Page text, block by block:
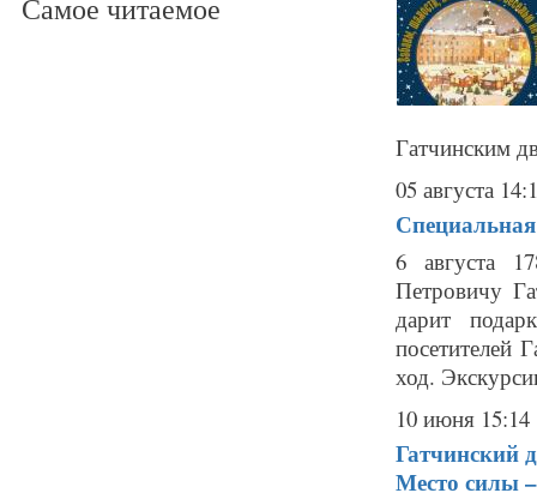
Самое читаемое
Гатчинским
05 августа
6 августа
Петровичу
дарит
посетителей
ход.
10 июня 15:14
Гатчинский
Место силы